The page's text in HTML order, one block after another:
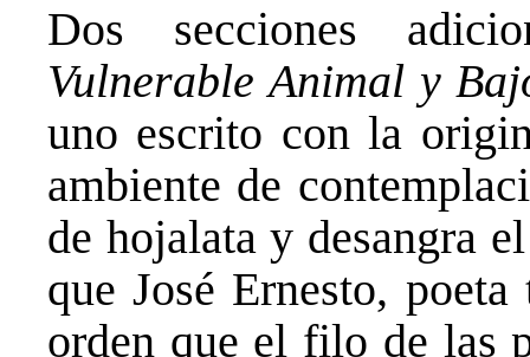
Dos secciones
Vulnerable Animal y
uno escrito con la
ambiente de
de hojalata y desangra
que José Ernesto,
orden que el filo de las